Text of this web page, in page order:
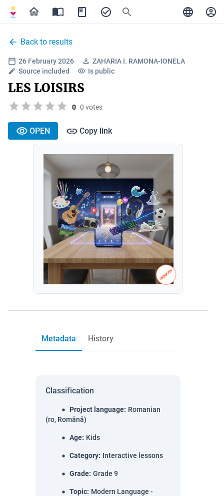
Back to results
26 February 2026
ZAHARIA I. RAMONA-IONELA
Source included
Is public
LES LOISIRS
0 0 votes
OPEN Copy link
Metadata History
Classification
Project language: Romanian
(ro, Română)
Age: Kids
Category: Interactive lessons
Grade: Grade 9
Topic: Modern Language -